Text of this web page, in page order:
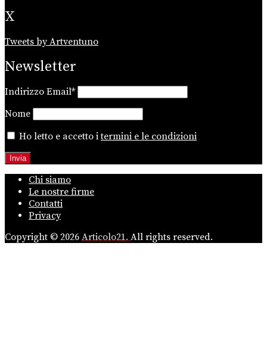
X
Tweets by Artventuno
Newsletter
Indirizzo Email*
Nome
Ho letto e accetto itermini e le condizioni
Chi siamo
Le nostre firme
Contatti
Privacy
Copyright © 2026 Articolo21. All rights reserved.